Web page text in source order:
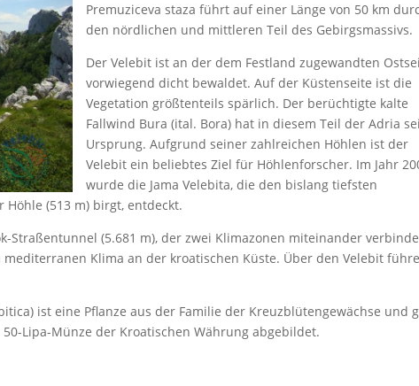
Premuziceva staza führt auf einer Länge von 50 km
den nördlichen und mittleren Teil des Gebirgsmassivs.
Der Velebit ist an der dem Festland zugewandten
vorwiegend dicht bewaldet. Auf der Küstenseite ist die
Vegetation größtenteils spärlich. Der berüchtigte kalte
Fallwind Bura (ital. Bora) hat in diesem Teil der Adria
Ursprung. Aufgrund seiner zahlreichen Höhlen ist der
Velebit ein beliebtes Ziel für Höhlenforscher. Im Jahr
wurde die Jama Velebita, die den bislang tiefsten
(513 m) birgt, entdeckt.
Straßentunnel (5.681 m), der zwei Klimazonen miteinander
Klima an der kroatischen Küste. Über den Velebit
ist eine Pflanze aus der Familie der Kreuzblütengewächse und
Lipa-Münze der Kroatischen Währung abgebildet.